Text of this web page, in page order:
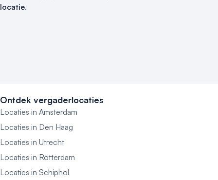
locatie.
Ontdek vergaderlocaties
Locaties in Amsterdam
Locaties in Den Haag
Locaties in Utrecht
Locaties in Rotterdam
Locaties in Schiphol